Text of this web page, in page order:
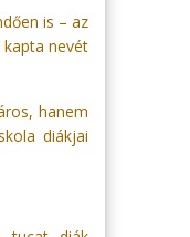
is – az
nevét
hanem
diákjai